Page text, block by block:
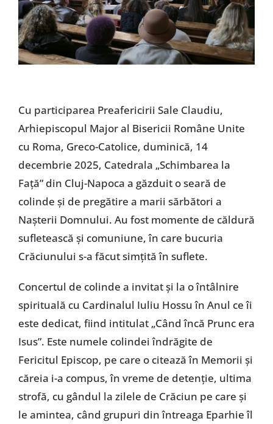
Cu participarea Preafericirii Sale Claudiu,
Arhiepiscopul Major al Bisericii Române Unite
cu Roma, Greco-Catolice, duminică, 14
decembrie 2025, Catedrala „Schimbarea la
Față” din Cluj-Napoca a găzduit o seară de
colinde și de pregătire a marii sărbători a
Nașterii Domnului. Au fost momente de căldură
sufletească și comuniune, în care bucuria
Crăciunului s-a făcut simțită în suflete.
Concertul de colinde a invitat și la o întâlnire
spirituală cu Cardinalul Iuliu Hossu în Anul ce îi
este dedicat, fiind intitulat „Când încă Prunc era
Isus”. Este numele colindei îndrăgite de
Fericitul Episcop, pe care o citează în Memorii și
căreia i-a compus, în vreme de detenție, ultima
strofă, cu gândul la zilele de Crăciun pe care și
le amintea, când grupuri din întreaga Eparhie îl